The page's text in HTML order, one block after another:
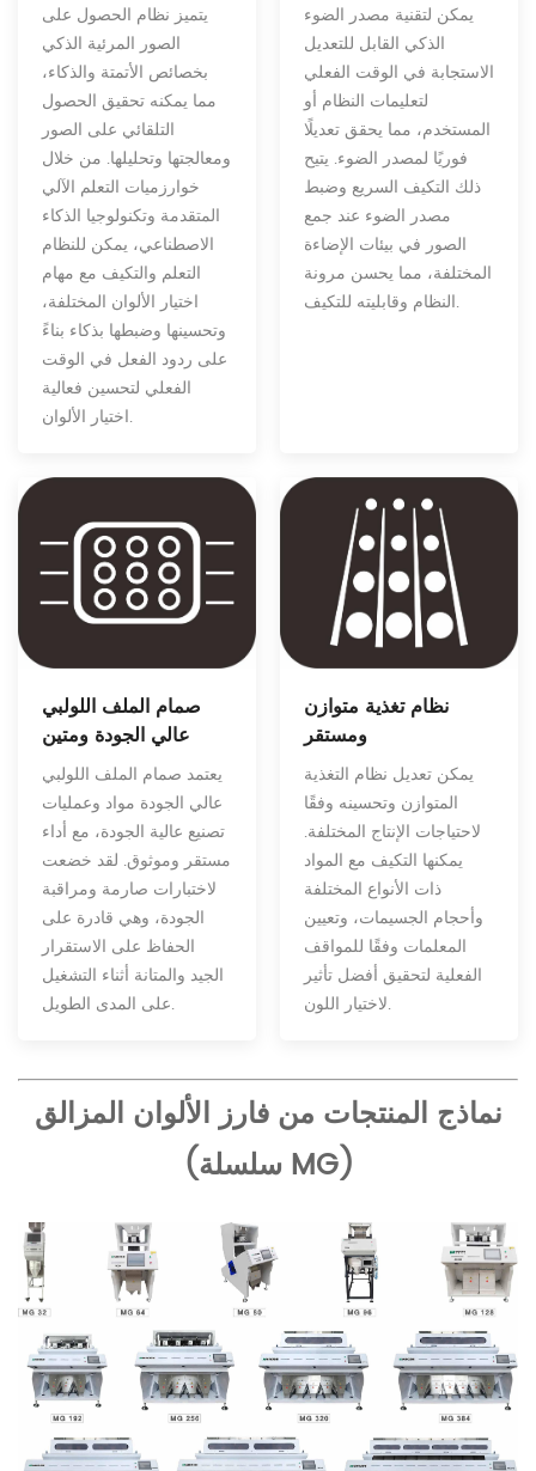
يتميز نظام الحصول على
الصور المرئية الذكي
بخصائص الأتمتة والذكاء،
مما يمكنه تحقيق الحصول
التلقائي على الصور
ومعالجتها وتحليلها. من خلال
خوارزميات التعلم الآلي
المتقدمة وتكنولوجيا الذكاء
الاصطناعي، يمكن للنظام
التعلم والتكيف مع مهام
اختيار الألوان المختلفة،
وتحسينها وضبطها بذكاء بناءً
على ردود الفعل في الوقت
الفعلي لتحسين فعالية
اختيار الألوان.
يمكن لتقنية مصدر الضوء
الذكي القابل للتعديل
الاستجابة في الوقت الفعلي
لتعليمات النظام أو
المستخدم، مما يحقق تعديلًا
فوريًا لمصدر الضوء. يتيح
ذلك التكيف السريع وضبط
مصدر الضوء عند جمع
الصور في بيئات الإضاءة
المختلفة، مما يحسن مرونة
النظام وقابليته للتكيف.
صمام الملف اللولبي
عالي الجودة ومتين
يعتمد صمام الملف اللولبي
عالي الجودة مواد وعمليات
تصنيع عالية الجودة، مع أداء
مستقر وموثوق. لقد خضعت
لاختبارات صارمة ومراقبة
الجودة، وهي قادرة على
الحفاظ على الاستقرار
الجيد والمتانة أثناء التشغيل
على المدى الطويل.
نظام تغذية متوازن
ومستقر
يمكن تعديل نظام التغذية
المتوازن وتحسينه وفقًا
لاحتياجات الإنتاج المختلفة.
يمكنها التكيف مع المواد
ذات الأنواع المختلفة
وأحجام الجسيمات، وتعيين
المعلمات وفقًا للمواقف
الفعلية لتحقيق أفضل تأثير
لاختيار اللون.
نماذج المنتجات من فارز الألوان المزالق
(سلسلة MG)